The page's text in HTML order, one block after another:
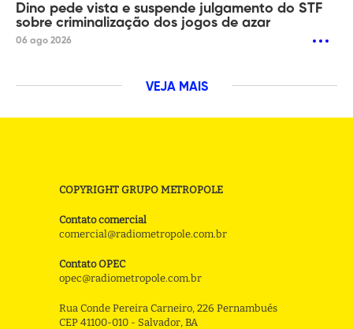
Dino pede vista e suspende julgamento do STF
sobre criminalização dos jogos de azar
06 ago 2026
VEJA MAIS
COPYRIGHT GRUPO METROPOLE
Contato comercial
comercial@radiometropole.com.br
Contato OPEC
opec@radiometropole.com.br
Rua Conde Pereira Carneiro, 226 Pernambués
CEP 41100-010 - Salvador, BA